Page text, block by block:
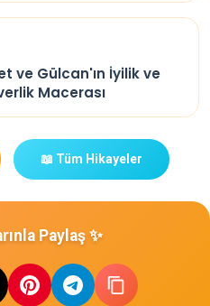
ve Gülcan'ın İyilik ve
Macerası
📖 Tüm Hikayeler
Paylaş ✨